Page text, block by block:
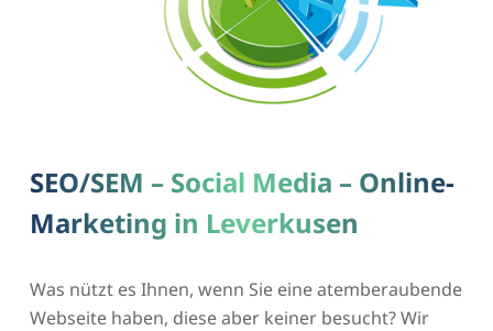
SEO/SEM – Social Media – Online-
Marketing in Leverkusen
Was nützt es Ihnen, wenn Sie eine atemberaubende
Webseite haben, diese aber keiner besucht? Wir